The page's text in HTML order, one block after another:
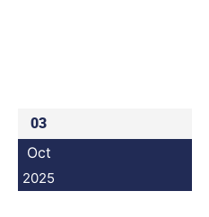
03
Oct
2025